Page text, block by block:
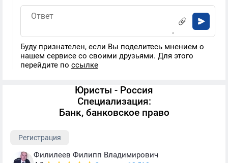
Буду признателен, если Вы поделитесь мнением о
нашем сервисе со своими друзьями. Для этого
перейдите по ссылке
Юристы - Россия
Специализация:
Банк, банковское право
Регистрация
Филилеев Филипп Владимирович